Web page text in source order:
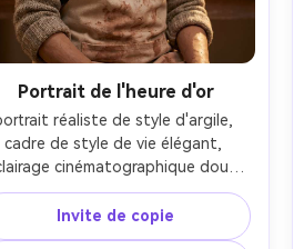
Portrait de l'heure d'or
réaliste de style d'argile,
cadre de style de vie élégant,
cinématographique doux,
objectif 85 mm, profondeur de
peu profonde, composition
texture naturelle de la
Invite de copie